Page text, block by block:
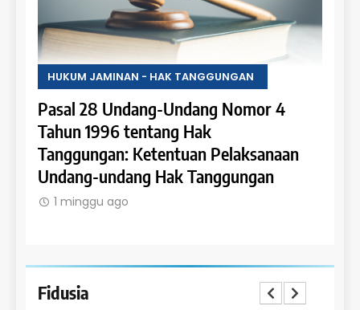
HUKUM JAMINAN - HAK TANGGUNGAN
Pasal 28 Undang-Undang Nomor 4
Tahun 1996 tentang Hak
Tanggungan: Ketentuan Pelaksanaan
Undang-undang Hak Tanggungan
1 minggu ago
Fidusia